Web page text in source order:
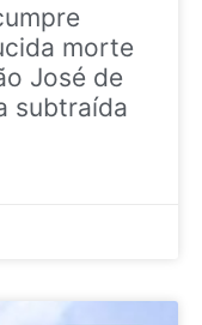
morte
José de
subtraída